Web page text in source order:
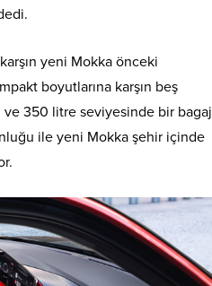
yeni Mokka önceki
boyutlarına karşın beş
350 litre seviyesinde bir bagaj
ile yeni Mokka şehir içinde